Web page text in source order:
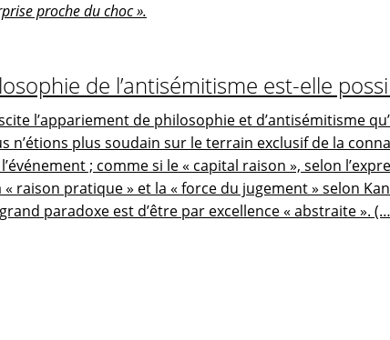
proche du choc ».
de l’antisémitisme est-elle
l’appariement de philosophie et d’antisémitisme
n’étions plus soudain sur le terrain exclusif de la
; comme si le « capital raison », selon
raison pratique » et la « force du jugement » selon
paradoxe est d’être par excellence « abstraite ».